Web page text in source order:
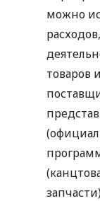
можно
товаров